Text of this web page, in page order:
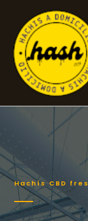
contenido
Hachís CBD